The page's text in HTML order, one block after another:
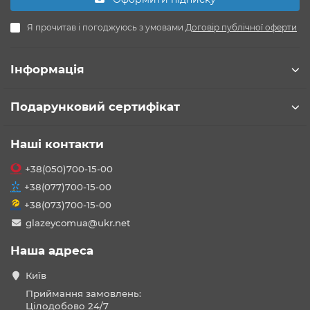
Я прочитав і погоджуюсь з умовами Договір публічної оферти
Інформація
Подарунковий сертифікат
Наші контакти
+38(050)700-15-00
+38(077)700-15-00
+38(073)700-15-00
glazeycomua@ukr.net
Наша адреса
Київ
Приймання замовлень:
Цілодобово 24/7